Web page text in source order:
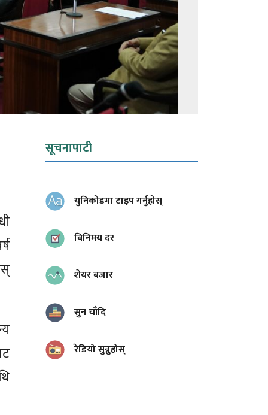
सूचनापाटी
युनिकोडमा टाइप गर्नुहोस्
विनिमय दर
शेयर बजार
सुन चाँदि
रेडियो सुन्नुहोस्